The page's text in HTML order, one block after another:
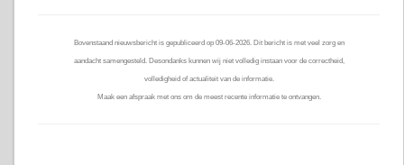
Bovenstaand nieuwsbericht is gepubliceerd op 09-06-2026. Dit bericht is met veel zorg en
aandacht samengesteld. Desondanks kunnen wij niet volledig instaan voor de correctheid,
volledigheid of actualiteit van de informatie.
Maak een afspraak met ons om de meest recente informatie te ontvangen.